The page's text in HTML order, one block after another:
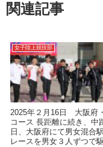
関連記事
女子陸上競技部
2025年２月16日 大阪府
コース 長距離に続き、中
日、大阪府にて男女混合
レースを男女３人ずつで